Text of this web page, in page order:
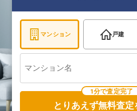
マンション 戸建
1分で査定完了
とりあえず無料査定